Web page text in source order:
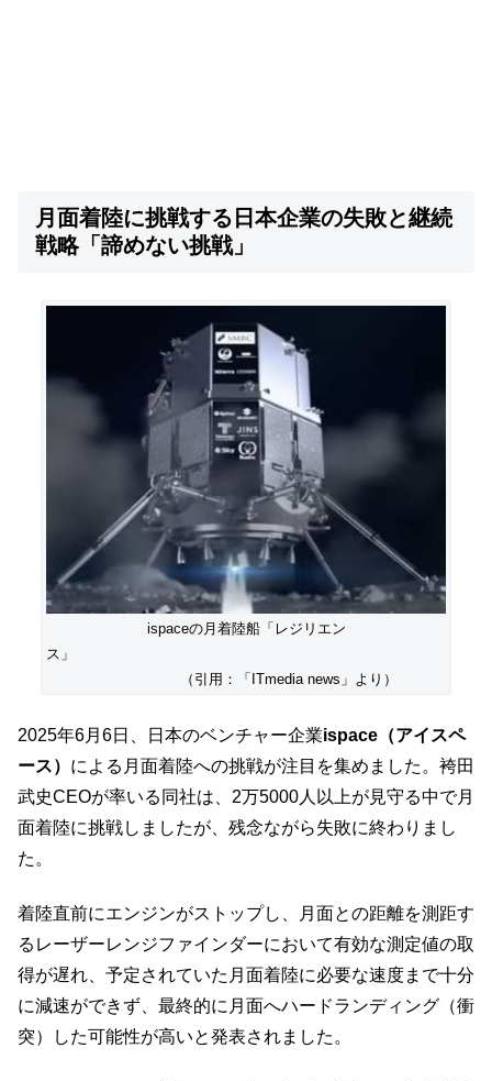
月面着陸に挑戦する日本企業の失敗と継続
戦略「諦めない挑戦」
ispaceの月着陸船「レジリエン
ス」
（引用：「ITmedia news」より）
2025年6月6日、日本のベンチャー企業ispace（アイスペ
ース） による月面着陸への挑戦が注目を集めました。袴田
武史CEOが率いる同社は、2万5000人以上が見守る中で月
面着陸に挑戦しましたが、残念ながら失敗に終わりまし
た。
着陸直前にエンジンがストップし、月面との距離を測距す
るレーザーレンジファインダーにおいて有効な測定値の取
得が遅れ、予定されていた月面着陸に必要な速度まで十分
に減速ができず、最終的に月面へハードランディング（衝
突）した可能性が高いと発表されました。